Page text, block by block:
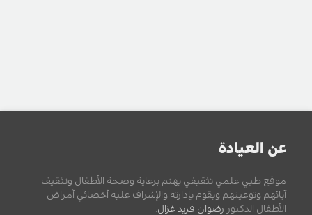
عن العيادة
موقع طبي علمي تثقيفي يهتم برعاية وصحة الأطفال وتثقيف
آبائهم وتوعيتهم ويقوم بإدارته والإشراف عليه أخصائي أمراض
الأطفال الدكتور رضوان فريد غزال